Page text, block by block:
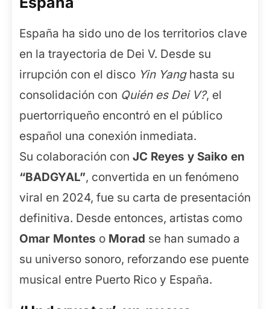
España ha sido uno de los territorios clave
en la trayectoria de Dei V. Desde su
irrupción con el disco Yin Yanghasta su
consolidación con Quién es Dei V?, el
puertorriqueño encontró en el público
español una conexión inmediata.
Su colaboración con JC Reyes y Saiko en
“BADGYAL”, convertida en un fenómeno
viral en 2024, fue su carta de presentación
definitiva. Desde entonces, artistas como
Omar Montes o Morad se han sumado a
su universo sonoro, reforzando ese puente
musical entre Puerto Rico y España.